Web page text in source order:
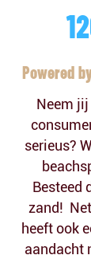
Powered
Neem jij
serieus?
Besteed
zand!
heeft ook
aandacht